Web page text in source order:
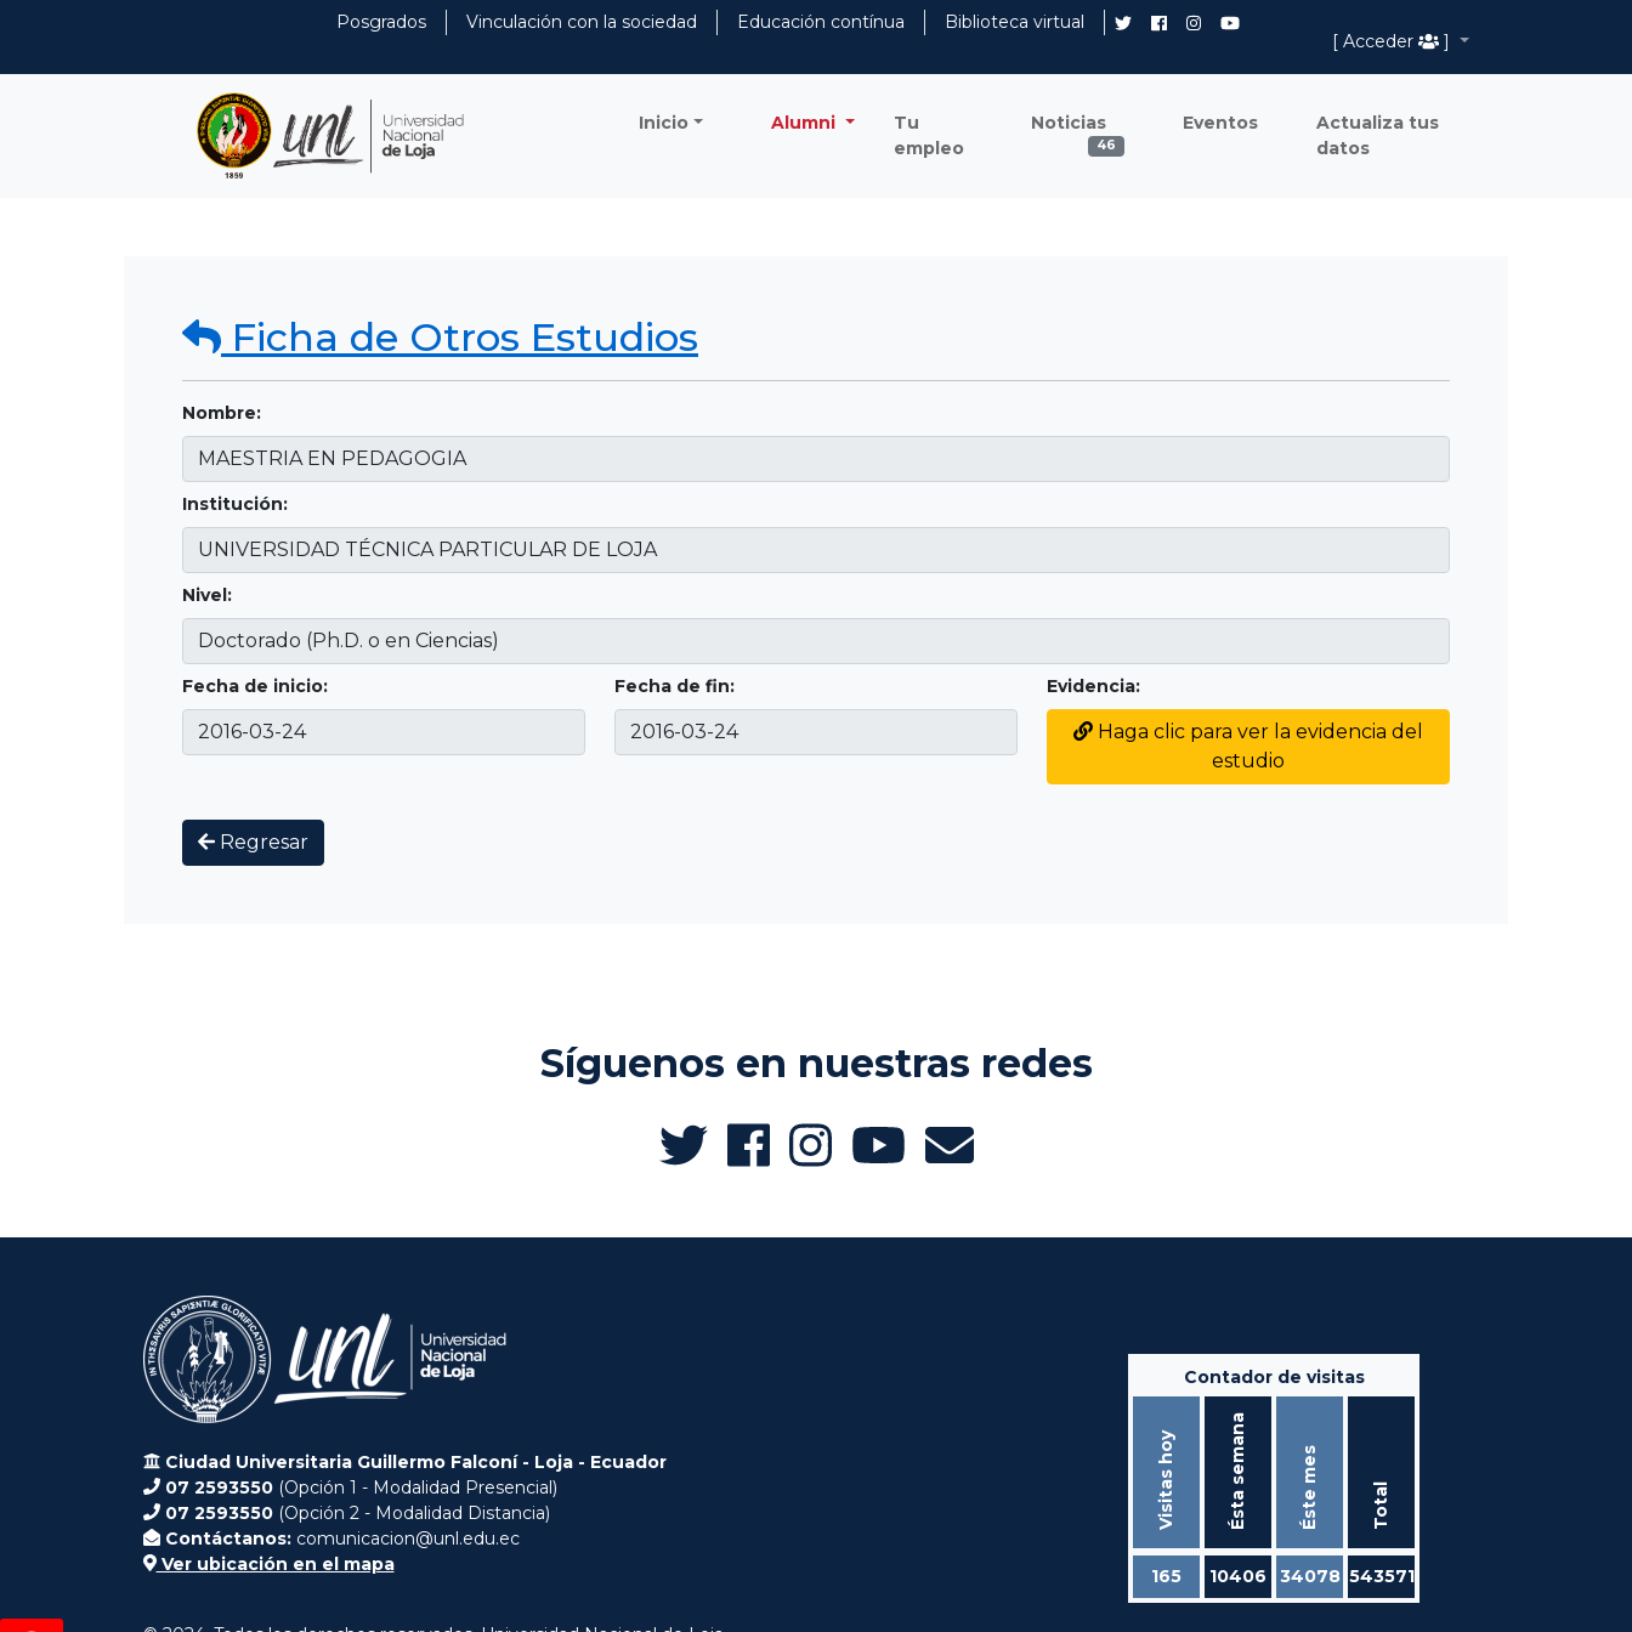
Posgrados Vinculación con la sociedad Educación contínua
Biblioteca virtual
[ Acceder
]
Inicio Alumni
Tu
empleo
Noticias
46
Eventos
Actualiza tus
datos
Ficha de Otros Estudios
Nombre:
Institución:
Nivel:
Fecha de inicio: Fecha de fin: Evidencia:
Haga clic para ver la evidencia del
estudio
Regresar
Síguenos en nuestras redes
Ciudad Universitaria Guillermo Falconí - Loja - Ecuador
07 2593550 (Opción 1 - Modalidad Presencial)
07 2593550 (Opción 2 - Modalidad Distancia)
Contáctanos: comunicacion@unl.edu.ec
Ver ubicación en el mapa
Contador de visitas
Visitas hoy Ésta semana Éste mes Total
165 10406 34078 543571